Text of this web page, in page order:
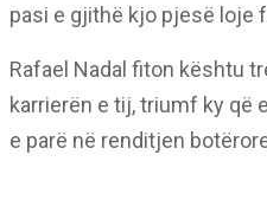
pasi e gjithë kjo pjesë loje
Rafael Nadal fiton kështu
karrierën e tij, triumf ky që
e parë në renditjen